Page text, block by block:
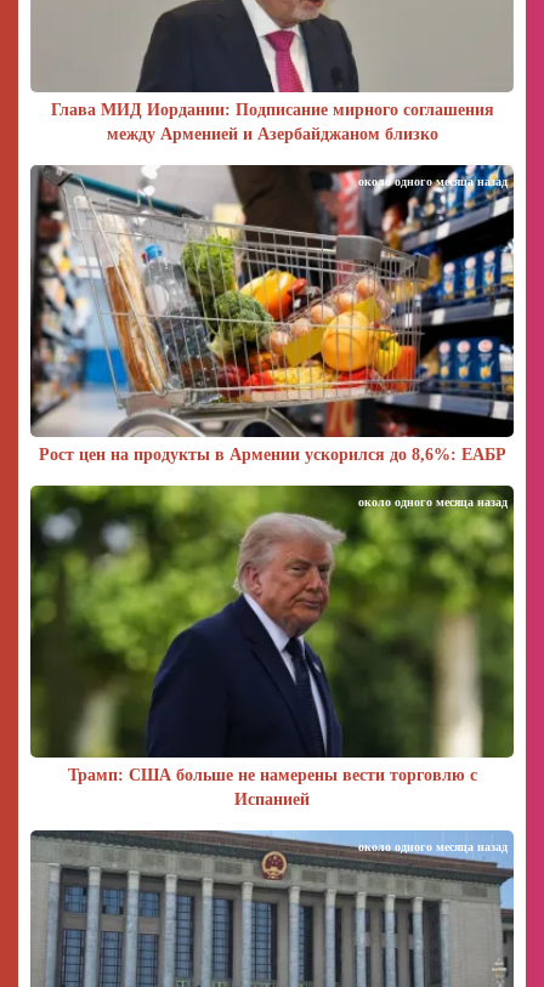
Глава МИД Иордании: Подписание мирного соглашения
между Арменией и Азербайджаном близко
Рост цен на продукты в Армении ускорился до 8,6%: ЕАБР
около одного месяца назад
Трамп: США больше не намерены вести торговлю с
Испанией
около одного месяца назад
около одного месяца назад